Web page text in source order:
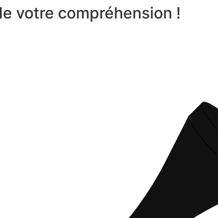
votre compréhension !